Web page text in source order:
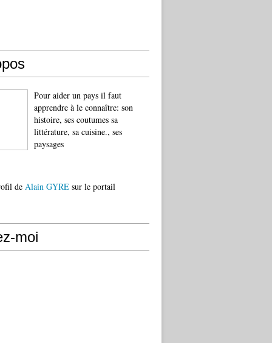
Pour aider un pays il faut
apprendre à le connaître: son
histoire, ses coutumes sa
littérature, sa cuisine., ses
paysages
de Alain GYRE sur le portail
moi